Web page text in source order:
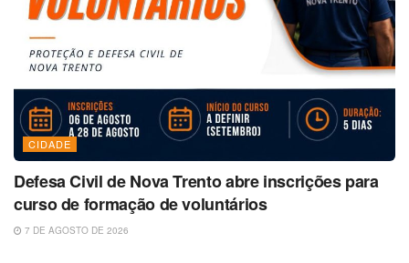
CIDADE
Defesa Civil de Nova Trento abre inscrições para
curso de formação de voluntários
7 DE AGOSTO DE 2026